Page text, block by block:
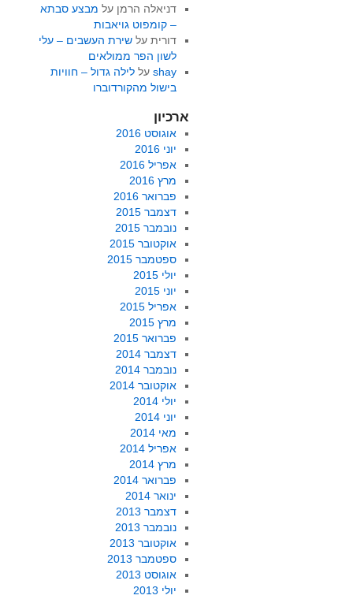
דניאלה הרמן על מבצע סבתא
– קומפוט גויאבות
דוריתעל שירת העשבים – עלי
לשון הפר ממולאים
shayעל לילה גדול – חוויות
בישול מהקורדוברו
ארכיון
אוגוסט 2016
יוני 2016
אפריל 2016
מרץ 2016
פברואר 2016
דצמבר 2015
נובמבר 2015
אוקטובר 2015
ספטמבר 2015
יולי 2015
יוני 2015
אפריל 2015
מרץ 2015
פברואר 2015
דצמבר 2014
נובמבר 2014
אוקטובר 2014
יולי 2014
יוני 2014
מאי 2014
אפריל 2014
מרץ 2014
פברואר 2014
ינואר 2014
דצמבר 2013
נובמבר 2013
אוקטובר 2013
ספטמבר 2013
אוגוסט 2013
יולי 2013